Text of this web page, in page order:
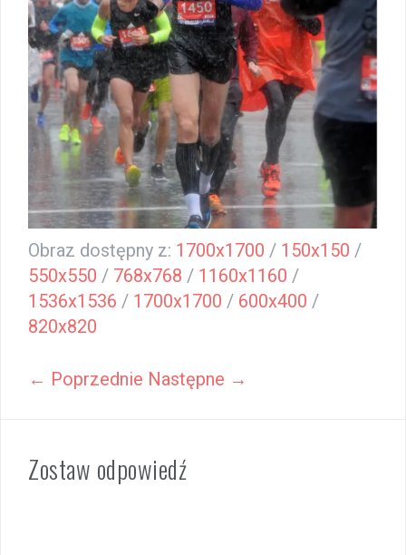
Obraz dostępny z: 1700x1700 / 150x150 /
550x550 / 768x768 / 1160x1160 /
1536x1536 / 1700x1700 / 600x400 /
820x820
← Poprzednie Następne →
Zostaw odpowiedź